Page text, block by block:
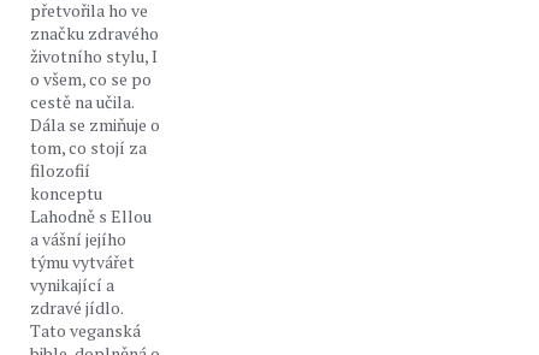
přetvořila ho ve
značku zdravého
životního stylu, I
o všem, co se po
cestě na učila.
Dála se zmiňuje o
tom, co stojí za
filozofií
konceptu
Lahodně s Ellou
a vášní jejího
týmu vytvářet
vynikající a
zdravé jídlo.
Tato veganská